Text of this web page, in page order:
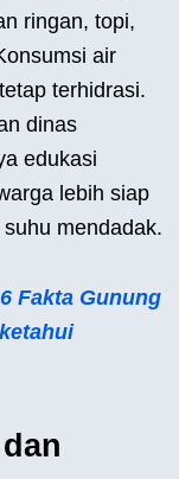
ringan, topi,
air
terhidrasi.
dinas
edukasi
lebih siap
mendadak.
Fakta Gunung